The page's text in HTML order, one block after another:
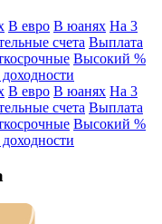
В евро В юанях На 3
счета Выплата
Высокий %
В евро В юанях На 3
счета Выплата
Высокий %